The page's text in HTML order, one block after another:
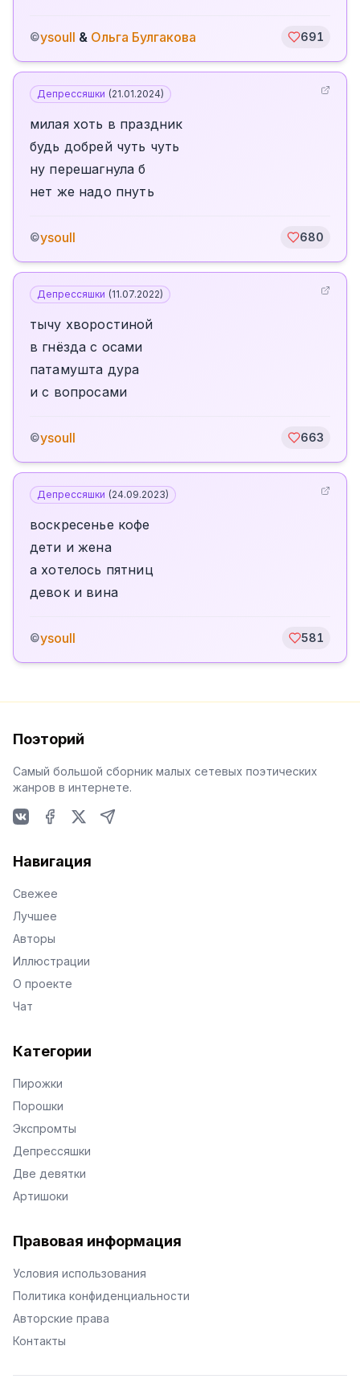
©ysoull & Ольга Булгакова 691
Депрессяшки (21.01.2024)
милая хоть в праздник
будь добрей чуть чуть
ну перешагнула б
нет же надо пнуть
©ysoull 680
Депрессяшки (11.07.2022)
тычу хворостиной
в гнёзда с осами
патамушта дура
и с вопросами
©ysoull 663
Депрессяшки (24.09.2023)
воскресенье кофе
дети и жена
а хотелось пятниц
девок и вина
©ysoull 581
Поэторий
Самый большой сборник малых сетевых поэтических
жанров в интернете.
Навигация
Свежее
Лучшее
Авторы
Иллюстрации
О проекте
Чат
Категории
Пирожки
Порошки
Экспромты
Депрессяшки
Две девятки
Артишоки
Правовая информация
Условия использования
Политика конфиденциальности
Авторские права
Контакты